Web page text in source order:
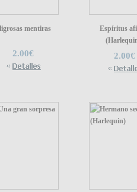
mentiras
2.00€
Espíritus
2.00€